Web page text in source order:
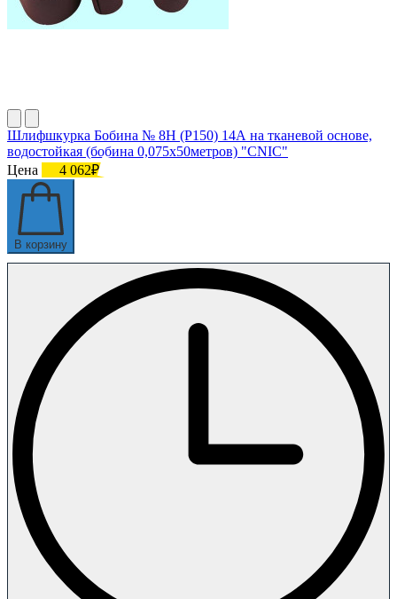
Шлифшкурка Бобина № 8Н (P150) 14А на тканевой основе,
водостойкая (бобина 0,075х50метров) "CNIC"
Цена
4 062₽
В корзину